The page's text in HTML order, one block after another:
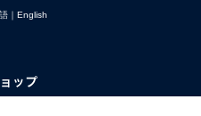
｜ English